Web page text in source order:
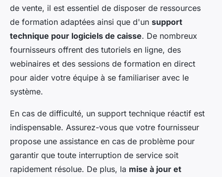
de vente, il est essentiel de disposer de ressources
de formation adaptées ainsi que d'un support
technique pour logiciels de caisse. De nombreux
fournisseurs offrent des tutoriels en ligne, des
webinaires et des sessions de formation en direct
pour aider votre équipe à se familiariser avec le
système.
En cas de difficulté, un support technique réactif est
indispensable. Assurez-vous que votre fournisseur
propose une assistance en cas de problème pour
garantir que toute interruption de service soit
rapidement résolue. De plus, la mise à jour et